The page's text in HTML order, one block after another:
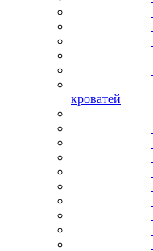
кроватей